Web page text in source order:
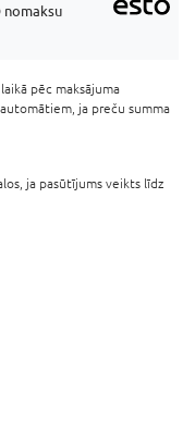
nomaksu
pēc maksājuma
ja preču summa
ja pasūtījums veikts līdz